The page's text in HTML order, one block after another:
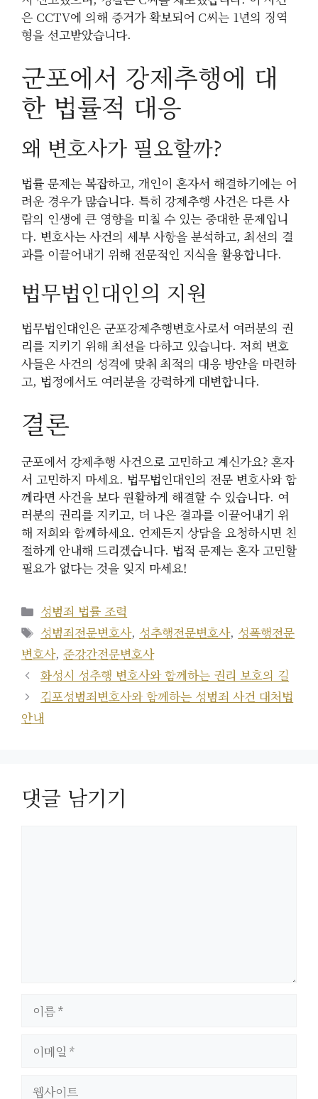
은 CCTV에 의해 증거가 확보되어 C씨는 1년의 징역
형을 선고받았습니다.
군포에서 강제추행에 대
한 법률적 대응
왜 변호사가 필요할까?
법률 문제는 복잡하고, 개인이 혼자서 해결하기에는 어
려운 경우가 많습니다. 특히 강제추행 사건은 다른 사
람의 인생에 큰 영향을 미칠 수 있는 중대한 문제입니
다. 변호사는 사건의 세부 사항을 분석하고, 최선의 결
과를 이끌어내기 위해 전문적인 지식을 활용합니다.
법무법인대인의 지원
법무법인대인은 군포강제추행변호사로서 여러분의 권
리를 지키기 위해 최선을 다하고 있습니다. 저희 변호
사들은 사건의 성격에 맞춰 최적의 대응 방안을 마련하
고, 법정에서도 여러분을 강력하게 대변합니다.
결론
군포에서 강제추행 사건으로 고민하고 계신가요? 혼자
서 고민하지 마세요. 법무법인대인의 전문 변호사와 함
께라면 사건을 보다 원활하게 해결할 수 있습니다. 여
러분의 권리를 지키고, 더 나은 결과를 이끌어내기 위
해 저희와 함께하세요. 언제든지 상담을 요청하시면 친
절하게 안내해 드리겠습니다. 법적 문제는 혼자 고민할
필요가 없다는 것을 잊지 마세요!
카
테
고
리
성범죄 법률 조력
태
그
성범죄전문변호사, 성추행전문변호사, 성폭행전문
변호사, 준강간전문변호사
화성시 성추행 변호사와 함께하는 권리 보호의 길
김포성범죄변호사와 함께하는 성범죄 사건 대처법
안내
댓글 남기기